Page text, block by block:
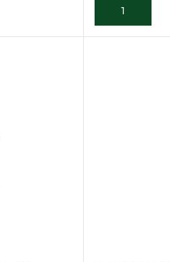
ADICIONAR